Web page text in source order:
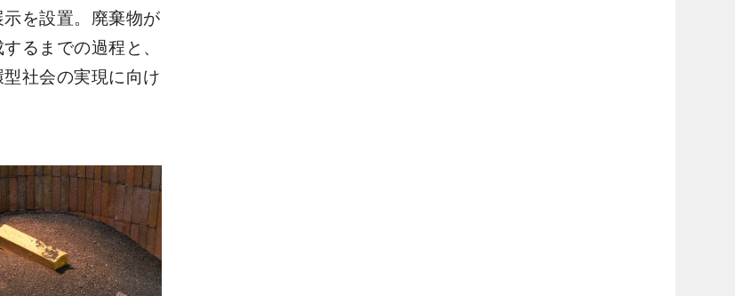
を設置。廃棄物が
るまでの過程と、
社会の実現に向け